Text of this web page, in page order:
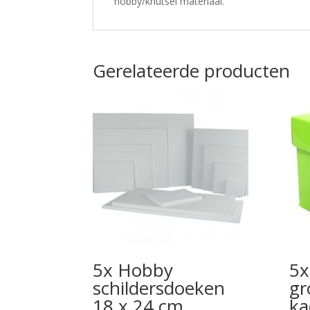
Gerelateerde producten
5x Hobby
schildersdoeken